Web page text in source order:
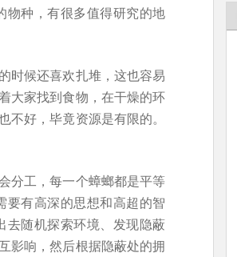
物种，有很多值得研究的地
时候还喜欢扎堆，这也容易
大家找到食物，在干燥的环
好，毕竟资源是有限的。
分工，每一个蟑螂都是平等
要有高深的思想和高超的智
去随机探索环境、发现隐蔽
影响，然后根据隐蔽处的拥